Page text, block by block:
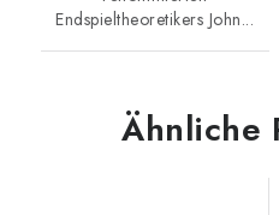
Endspieltheoretikers John...
Ähnliche